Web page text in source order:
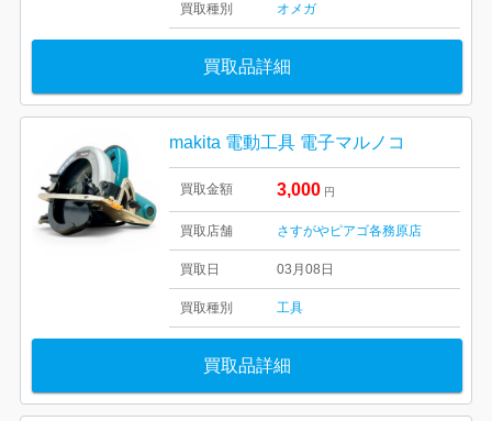
買取種別 オメガ
買取品詳細
makita 電動工具 電子マルノコ
買取金額 3,000 円
買取店舗 さすがやピアゴ各務原店
買取日 03月08日
買取種別 工具
買取品詳細